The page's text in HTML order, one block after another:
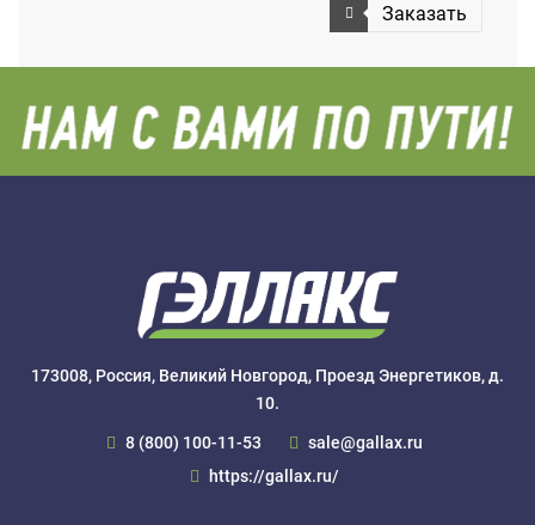
Заказать
173008, Россия, Великий Новгород, Проезд Энергетиков, д.
10.
8 (800) 100-11-53
sale@gallax.ru
https://gallax.ru/